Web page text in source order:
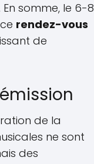
somme, le 6-8
rendez-vous
de
de la
ne sont
des